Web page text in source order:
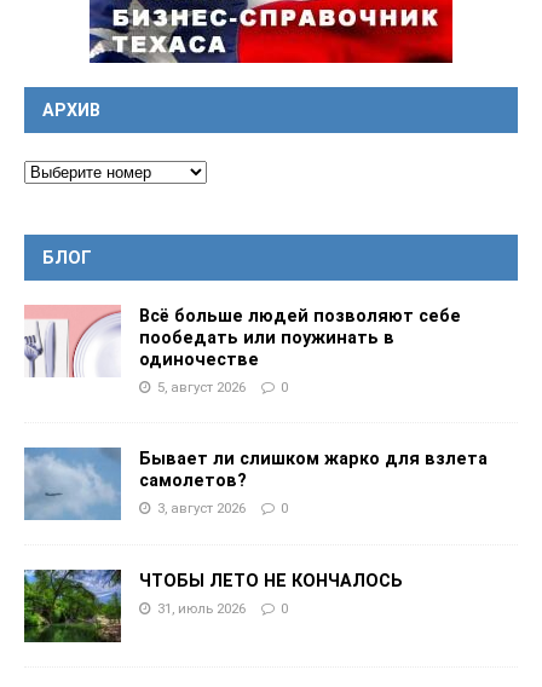
АРХИВ
БЛОГ
Всё больше людей позволяют себе
пообедать или поужинать в
одиночестве
5, август 2026 0
Бывает ли слишком жарко для взлета
самолетов?
3, август 2026 0
ЧТОБЫ ЛЕТО НЕ КОНЧАЛОСЬ
31, июль 2026 0